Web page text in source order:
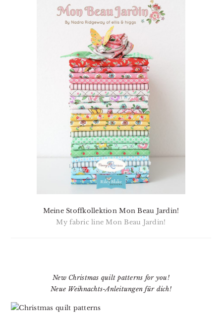
Meine Stoffkollektion Mon Beau Jardin!
My fabric line Mon Beau Jardin!
New Christmas quilt patterns for you!
Neue Weihnachts-Anleitungen für dich!